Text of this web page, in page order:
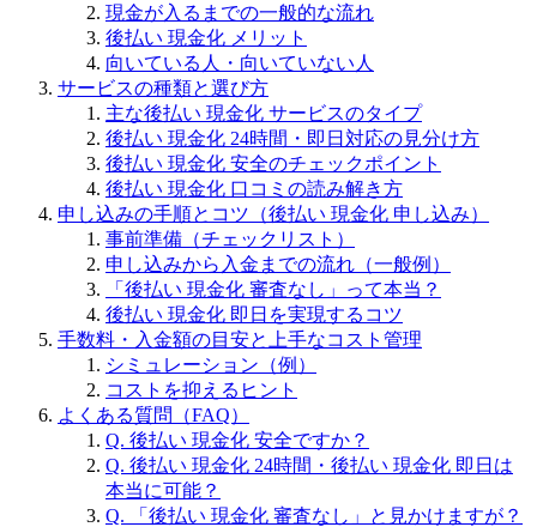
現金が入るまでの一般的な流れ
後払い 現金化 メリット
向いている人・向いていない人
サービスの種類と選び方
主な後払い 現金化 サービスのタイプ
後払い 現金化 24時間・即日対応の見分け方
後払い 現金化 安全のチェックポイント
後払い 現金化 口コミの読み解き方
申し込みの手順とコツ（後払い 現金化 申し込み）
事前準備（チェックリスト）
申し込みから入金までの流れ（一般例）
「後払い 現金化 審査なし」って本当？
後払い 現金化 即日を実現するコツ
手数料・入金額の目安と上手なコスト管理
シミュレーション（例）
コストを抑えるヒント
よくある質問（FAQ）
Q. 後払い 現金化 安全ですか？
Q. 後払い 現金化 24時間・後払い 現金化 即日は
本当に可能？
Q. 「後払い 現金化 審査なし」と見かけますが？